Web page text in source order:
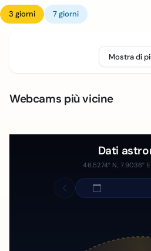
3 giorni 7 giorni
Mostra di
Webcams più vicine
Dati
46.5274° N, 7.9036°